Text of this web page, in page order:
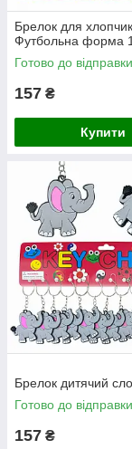
Брелок для
Футбольна форма
Готово до відправки
157 ₴
Купити
Брелок дитячий
Готово до відправки
157 ₴